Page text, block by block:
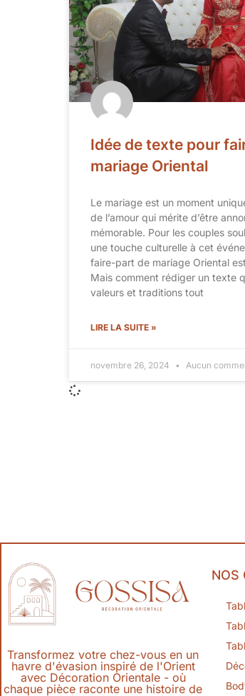
Idée de texte pour
mariage Oriental
Le mariage est un moment
de l’amour qui mérite d’être
mémorable. Pour les couples
une touche culturelle à cet
faire-part de mariage Oriental
Mais comment rédiger un texte
valeurs et traditions tout
LIRE LA SUITE »
novembre 26, 2024 Aucun
Transformez votre chez-vous en un
havre d'évasion inspiré de l'Orient
avec Décoration Orientale - où
chaque pièce raconte une histoire de
NOS